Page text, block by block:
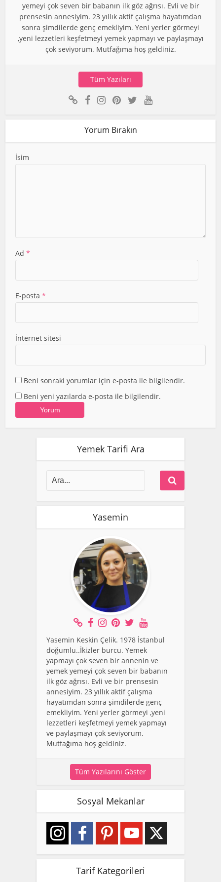
yemeyi çok seven bir babanın ilk göz ağrısı. Evli ve bir
prensesin annesiyim. 23 yıllık aktif çalışma hayatımdan
sonra şimdilerde genç emekliyim. Yeni yerler görmeyi
,yeni lezzetleri keşfetmeyi yemek yapmayı ve paylaşmayı
çok seviyorum. Mutfağıma hoş geldiniz.
Tüm Yazıları
Yorum Bırakın
İsim
Ad*
E-posta*
İnternet sitesi
Beni sonraki yorumlar için e-posta ile bilgilendir.
Beni yeni yazılarda e-posta ile bilgilendir.
Yemek Tarifi Ara
Yasemin
Yasemin Keskin Çelik. 1978 İstanbul
doğumlu..İkizler burcu. Yemek
yapmayı çok seven bir annenin ve
yemek yemeyi çok seven bir babanın
ilk göz ağrısı. Evli ve bir prensesin
annesiyim. 23 yıllık aktif çalışma
hayatımdan sonra şimdilerde genç
emekliyim. Yeni yerler görmeyi ,yeni
lezzetleri keşfetmeyi yemek yapmayı
ve paylaşmayı çok seviyorum.
Mutfağıma hoş geldiniz.
Tüm Yazılarını Göster
Sosyal Mekanlar
Tarif Kategorileri